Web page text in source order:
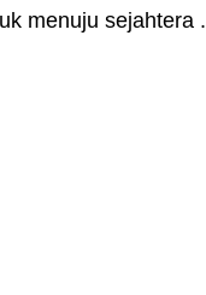
menuju sejahtera .